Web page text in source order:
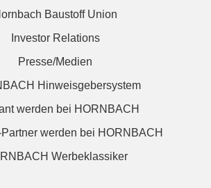
Baustoff Union
Investor Relations
Presse/Medien
Hinweisgebersystem
werden bei HORNBACH
werden bei HORNBACH
Werbeklassiker